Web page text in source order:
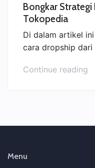
Bongkar
Tokopedia
Di dalam artikel
cara dropship dari
Continue reading
Menu